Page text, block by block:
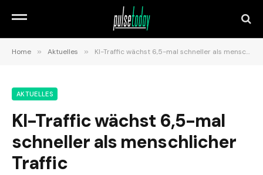
Home » Aktuelles » KI-Traffic wächst 6,5-mal schneller als menschlicher Traffic
AKTUELLES
KI-Traffic wächst 6,5-mal
schneller als menschlicher
Traffic